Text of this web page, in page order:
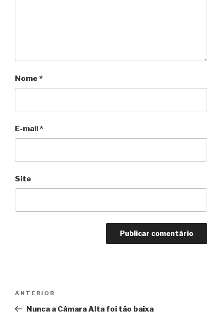
Nome *
E-mail*
Site
Post
Anterior
ANTERIOR
Nunca a Câmara Alta foi tão baixa